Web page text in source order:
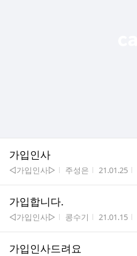
가입인사
게시판명
◁가입인사▷ 작성자
주성은 작성시간
21.01.25
가입합니다.
게시판명
◁가입인사▷ 작성자
콩수기 작성시간
21.01.15
가입인사드려요